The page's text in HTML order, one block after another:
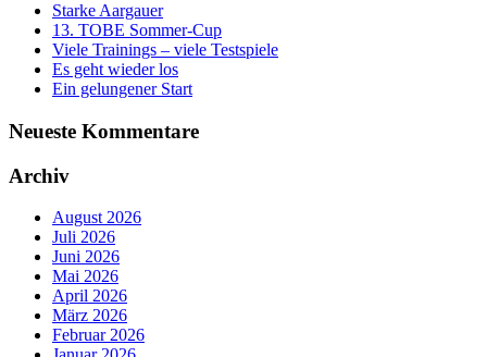
Starke Aargauer
13. TOBE Sommer-Cup
Viele Trainings – viele Testspiele
Es geht wieder los
Ein gelungener Start
Neueste Kommentare
Archiv
August 2026
Juli 2026
Juni 2026
Mai 2026
April 2026
März 2026
Februar 2026